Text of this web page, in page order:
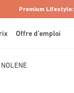
Premium Lifestyle:
Offre d’emploi
NOLENE